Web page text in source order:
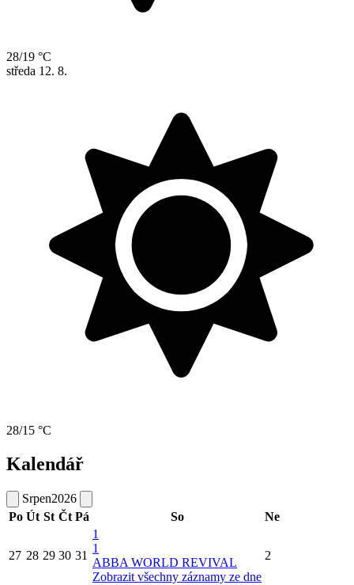
28/19 °C
středa 12. 8.
28/15 °C
Kalendář
Srpen2026
Po Út St Čt Pá So Ne
27 28 29 30 31
1
1
ABBA WORLD REVIVAL
Zobrazit všechny záznamy ze dne
2